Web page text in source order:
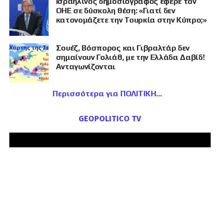
ΟΗΕ σε δύσκολη θέση: «Γιατί δεν
κατονομάζετε την Τουρκία στην Κύπρο;»
Σουέζ, Βόσπορος και Γιβραλτάρ δεν
σημαίνουν Γολιάθ, με την Ελλάδα Δαβίδ!
Ανταγωνίζονται
Περισσότερα για ΠΟΛΙΤΙΚΗ
GEOPOLITICO TV